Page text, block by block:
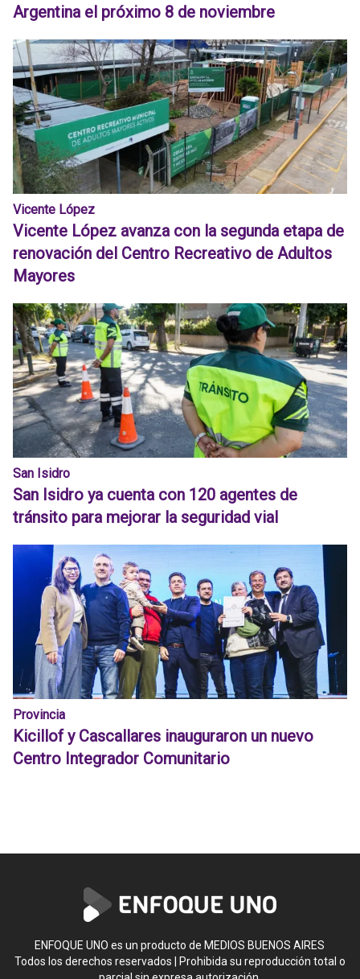
Argentina el próximo 8 de noviembre
Vicente López
Vicente López avanza con la segunda etapa de
renovación del Centro Recreativo de Adultos
Mayores
San Isidro
San Isidro ya cuenta con 120 agentes de
tránsito para mejorar la seguridad vial
Provincia
Kicillof y Cascallares inauguraron un nuevo
Centro Integrador Comunitario
ENFOQUE UNO es un producto de MEDIOS BUENOS AIRES
Todos los derechos reservados | Prohibida su reproducción total o